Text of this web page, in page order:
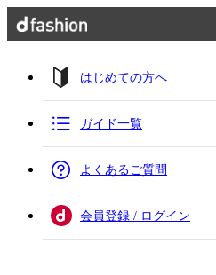
はじめての方へ
ガイド一覧
よくあるご質問
会員登録 / ログイン